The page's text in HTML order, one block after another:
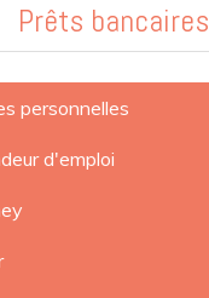
Prêts bancaires
personnelles
d'emploi